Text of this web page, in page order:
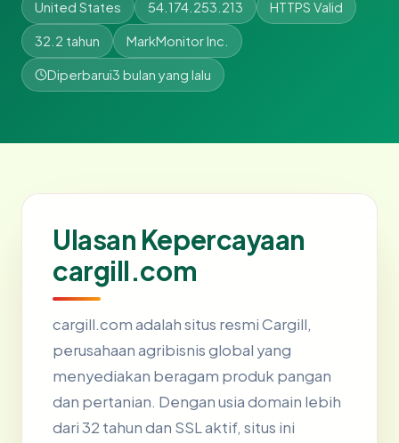
United States 54.174.253.213 HTTPS Valid
32.2 tahun MarkMonitor Inc.
Diperbarui3 bulan yang lalu
Ulasan Kepercayaan
cargill.com
cargill.com adalah situs resmi Cargill,
perusahaan agribisnis global yang
menyediakan beragam produk pangan
dan pertanian. Dengan usia domain lebih
dari 32 tahun dan SSL aktif, situs ini